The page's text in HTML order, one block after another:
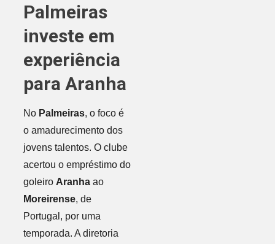
Palmeiras
investe em
experiência
para Aranha
No Palmeiras, o foco é
o amadurecimento dos
jovens talentos. O clube
acertou o empréstimo do
goleiro Aranhaao
Moreirense, de
Portugal, por uma
temporada. A diretoria